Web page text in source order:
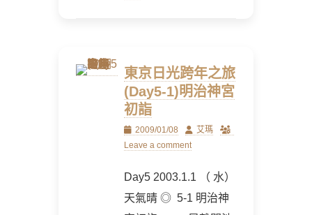
東京日光跨年之旅
(Day5-1)明治神宮
初詣
Posted
on
2009/01/08 Author
艾瑪
Leave a comment
Day5 2003.1.1 （ 水）
天氣晴 ◎ 5-1 明治神